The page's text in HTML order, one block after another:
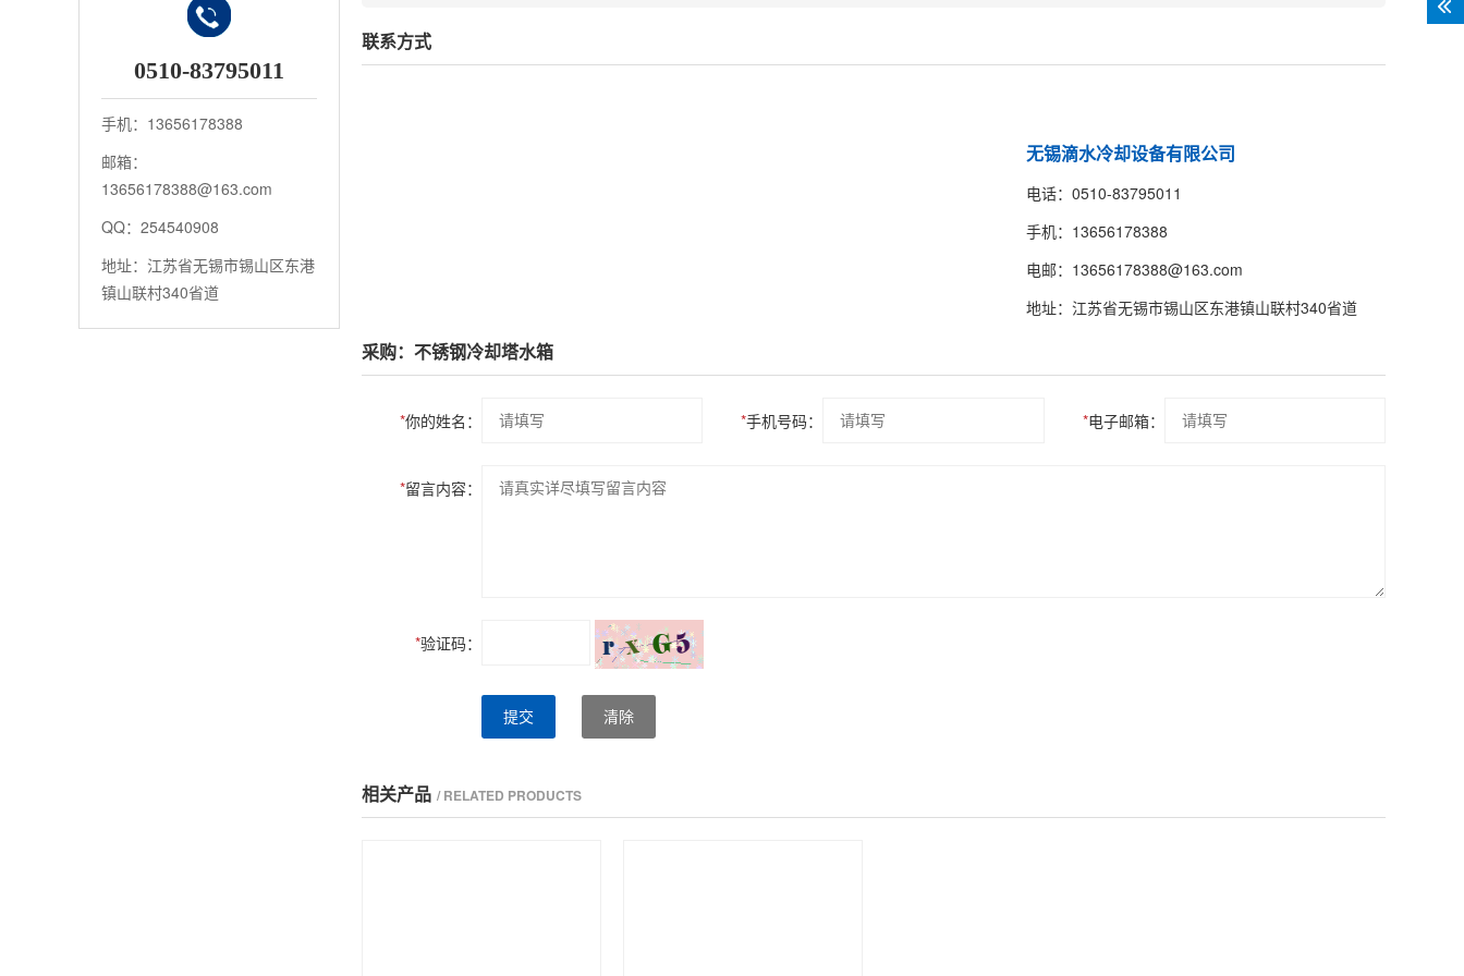
0510-83795011
手机：13656178388
邮箱：
13656178388@163.com
QQ：254540908
地址：江苏省无锡市锡山区东港
镇山联村340省道
联系方式
无锡滴水冷却设备有限公司
电话：0510-83795011
手机：13656178388
电邮：13656178388@163.com
地址：江苏省无锡市锡山区东港镇山联村340省道
采购：不锈钢冷却塔水箱
*你的姓名： *手机号码： *电子邮箱：
*留言内容：
*验证码：
提交 清除
相关产品 / RELATED PRODUCTS